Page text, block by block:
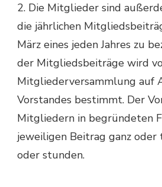
2. Die Mitglieder sind
die jährlichen
März eines jeden Jahres zu
der Mitgliedsbeiträge wird
Mitgliederversammlung auf
Vorstandes bestimmt. Der
Mitgliedern in begründeten
jeweiligen Beitrag ganz oder
oder stunden.